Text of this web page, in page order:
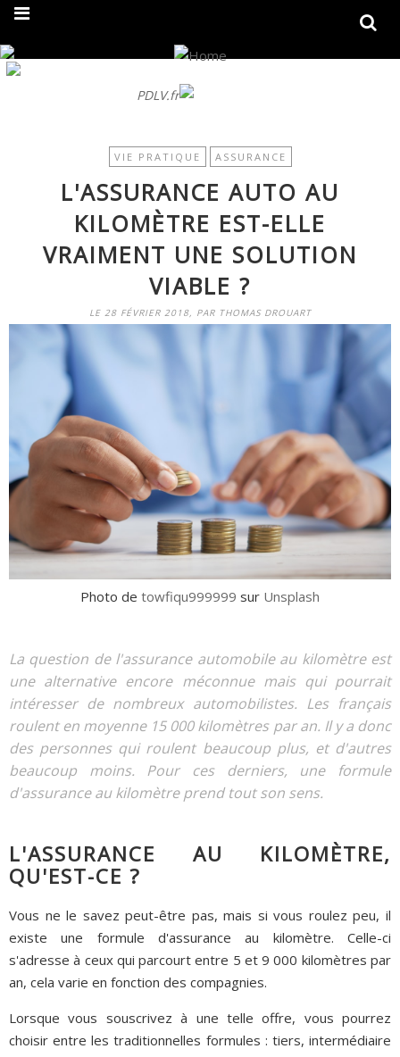
PDLV.fr
VIE PRATIQUE ASSURANCE
L'ASSURANCE AUTO AU
KILOMÈTRE EST-ELLE
VRAIMENT UNE SOLUTION
VIABLE ?
LE 28 FÉVRIER 2018, PAR THOMAS DROUART
Photo de towfiqu999999 sur Unsplash
La question de l'assurance automobile au kilomètre est
une alternative encore méconnue mais qui pourrait
intéresser de nombreux automobilistes. Les français
roulent en moyenne 15 000 kilomètres par an. Il y a donc
des personnes qui roulent beaucoup plus, et d'autres
beaucoup moins. Pour ces derniers, une formule
d'assurance au kilomètre prend tout son sens.
L'ASSURANCE AU KILOMÈTRE,
QU'EST-CE ?
Vous ne le savez peut-être pas, mais si vous roulez peu, il
existe une formule d'assurance au kilomètre. Celle-ci
s'adresse à ceux qui parcourt entre 5 et 9 000 kilomètres par
an, cela varie en fonction des compagnies.
Lorsque vous souscrivez à une telle offre, vous pourrez
choisir entre les traditionnelles formules : tiers, intermédiaire